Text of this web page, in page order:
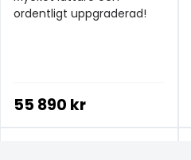
ordentligt uppgraderad!
55 890 kr